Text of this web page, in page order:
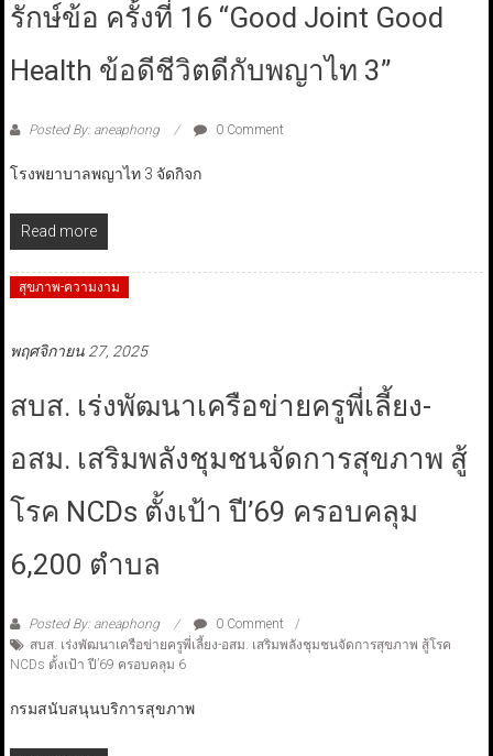
รักษ์ข้อ ครั้งที่ 16 “Good Joint Good
Health ข้อดีชีวิตดีกับพญาไท 3”
Posted By: aneaphong 0 Comment
โรงพยาบาลพญาไท 3 จัดกิจก
Read more
สุขภาพ-ความงาม
พฤศจิกายน 27, 2025
สบส. เร่งพัฒนาเครือข่ายครูพี่เลี้ยง-
อสม. เสริมพลังชุมชนจัดการสุขภาพ สู้
โรค NCDs ตั้งเป้า ปี’69 ครอบคลุม
6,200 ตำบล
Posted By: aneaphong
0 Comment
สบส. เร่งพัฒนาเครือข่ายครูพี่เลี้ยง-อสม. เสริมพลังชุมชนจัดการสุขภาพ สู้โรค
NCDs ตั้งเป้า ปี’69 ครอบคลุม 6
กรมสนับสนุนบริการสุขภาพ